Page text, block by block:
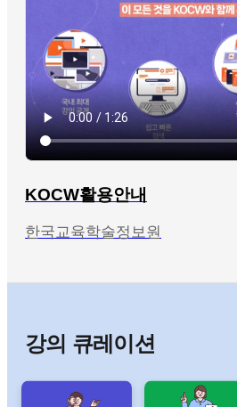
KOCW활용안내
한국교육학술정보원
강의 큐레이션